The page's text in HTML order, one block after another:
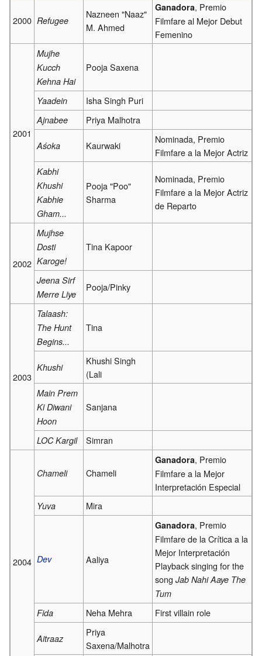
2000 Refugee
Nazneen "Naaz"
M. Ahmed
Ganadora, Premio
Filmfare al Mejor Debut
Femenino
2001
Mujhe
Kucch
Kehna Hai
Pooja Saxena
Yaadein Isha Singh Puri
Ajnabee Priya Malhotra
Aśoka Kaurwaki
Nominada, Premio
Filmfare a la Mejor Actriz
Kabhi
Khushi
Kabhie
Gham...
Pooja "Poo"
Sharma
Nominada, Premio
Filmfare a la Mejor Actriz
de Reparto
2002
Mujhse
Dosti
Karoge!
Tina Kapoor
Jeena Sirf
Merre Liye
Pooja/Pinky
2003
Talaash:
The Hunt
Begins...
Tina
Khushi
Khushi Singh
(Lali
Main Prem
Ki Diwani
Hoon
Sanjana
LOC Kargil Simran
2004
Chameli Chameli
Ganadora, Premio
Filmfare a la Mejor
Interpretación Especial
Yuva Mira
Dev Aaliya
Ganadora, Premio
Filmfare de la Crítica a la
Mejor Interpretación
Playback singing for the
song Jab Nahi Aaye The
Tum
Fida
Neha Mehra First villain role
Aitraaz
Priya
Saxena/Malhotra